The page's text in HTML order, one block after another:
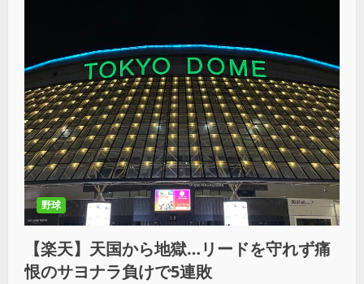
野球
【楽天】天国から地獄…リードを守れず痛
恨のサヨナラ負けで5連敗